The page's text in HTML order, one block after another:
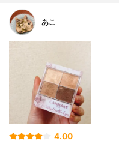
あこ
4.00